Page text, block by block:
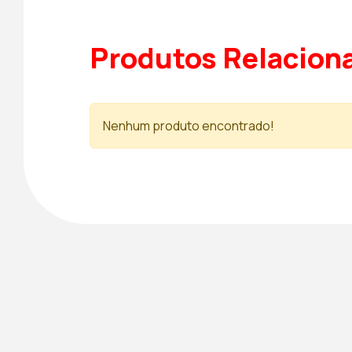
Produtos
Nenhum produto encontrado!